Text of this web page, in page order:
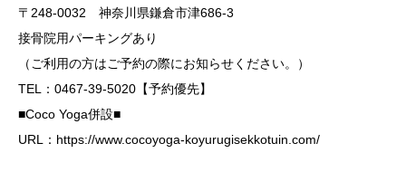
〒248-0032 神奈川県鎌倉市津686-3
接骨院用パーキングあり
（ご利用の方はご予約の際にお知らせください。）
TEL：0467-39-5020【予約優先】
■Coco Yoga併設■
URL：https://www.cocoyoga-koyurugisekkotuin.com/